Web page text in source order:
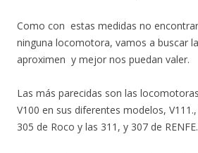
Como con estas medidas no
ninguna locomotora, vamos a buscar
aproximen y mejor nos puedan valer.
Las más parecidas son las
V100 en sus diferentes modelos, V111.,
305 de Roco y las 311, y 307 de RENFE.